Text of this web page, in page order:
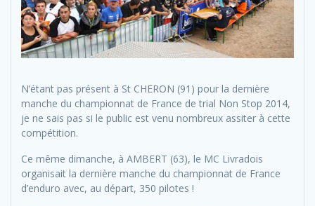
N’étant pas présent à St CHERON (91) pour la dernière
manche du championnat de France de trial Non Stop 2014,
je ne sais pas si le public est venu nombreux assiter à cette
compétition.
Ce même dimanche, à AMBERT (63), le MC Livradois
organisait la dernière manche du championnat de France
d’enduro avec, au départ, 350 pilotes !